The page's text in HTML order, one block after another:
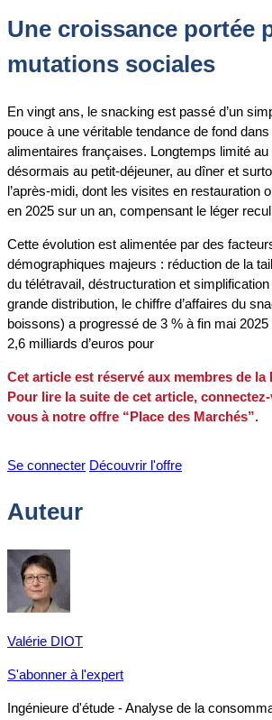
Une croissance portée
mutations sociales
En vingt ans, le snacking est passé d’un
pouce à une véritable tendance de fond
alimentaires françaises. Longtemps limité au
désormais au petit-déjeuner, au dîner et
l’après-midi, dont les visites en restauration
en 2025 sur un an, compensant le léger
Cette évolution est alimentée par des
démographiques majeurs : réduction de la
du télétravail, déstructuration et
grande distribution, le chiffre d’affaires du
boissons) a progressé de 3 % à fin mai
2,6 milliards d’euros pour
Cet article est réservé aux membres de la
Pour lire la suite de cet article,
vous à notre offre “Place des Marchés”.
Se connecter Découvrir l'offre
Auteur
Valérie DIOT
S'abonner à l'expert
Ingénieure d'étude - Analyse de la